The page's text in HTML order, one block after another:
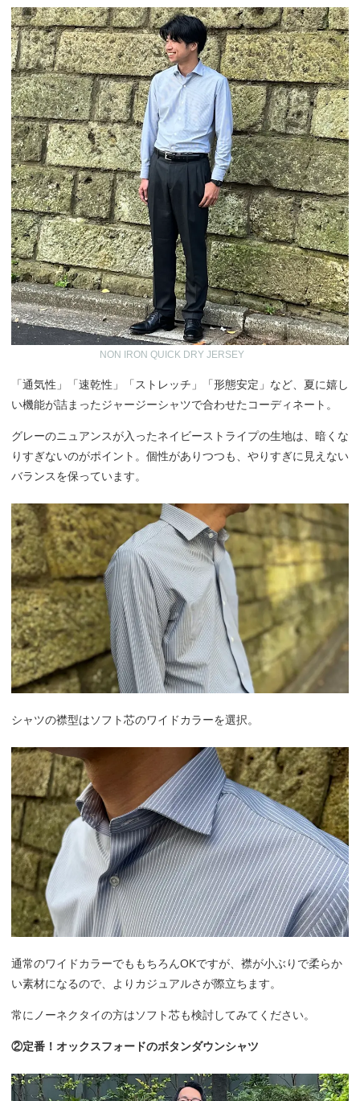
NON IRON QUICK DRY JERSEY
「通気性」「速乾性」「ストレッチ」「形態安定」など、夏に嬉し
い機能が詰まったジャージーシャツで合わせたコーディネート。
グレーのニュアンスが入ったネイビーストライプの生地は、暗くな
りすぎないのがポイント。個性がありつつも、やりすぎに見えない
バランスを保っています。
シャツの襟型はソフト芯のワイドカラーを選択。
通常のワイドカラーでももちろんOKですが、襟が小ぶりで柔らか
い素材になるので、よりカジュアルさが際立ちます。
常にノーネクタイの方はソフト芯も検討してみてください。
②定番！オックスフォードのボタンダウンシャツ